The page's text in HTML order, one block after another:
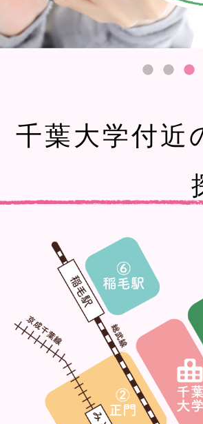
千葉大学付近